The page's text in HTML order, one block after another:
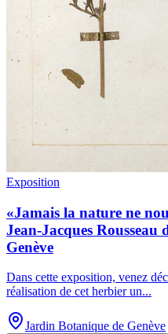
Exposition
«Jamais la nature ne
Jean-Jacques
Genève
Dans cette exposition, venez
réalisation de cet herbier un...
Jardin Botanique de Genève